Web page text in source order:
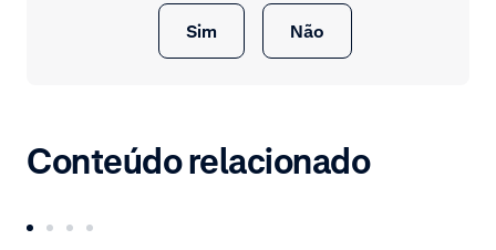
Sim Não
Conteúdo relacionado